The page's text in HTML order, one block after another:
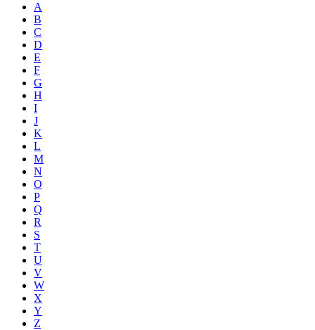
A
B
C
D
E
F
G
H
I
J
K
L
M
N
O
P
Q
R
S
T
U
V
W
X
Y
Z